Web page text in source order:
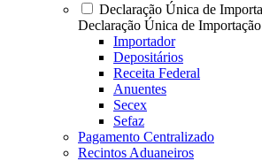
Declaração Única de
Declaração Única de Importação
Importador
Depositários
Receita Federal
Anuentes
Secex
Sefaz
Pagamento Centralizado
Recintos Aduaneiros